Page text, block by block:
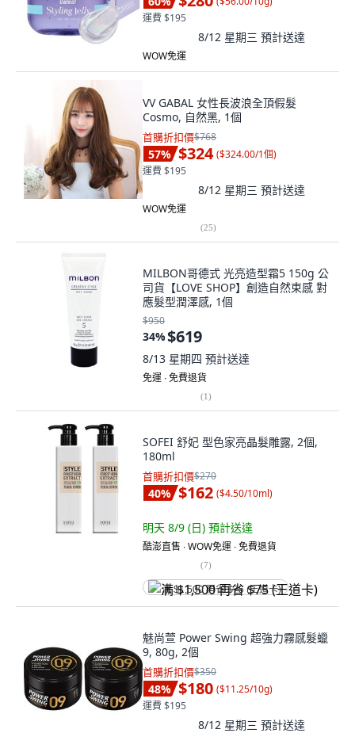
運費 $195
8/12 星期三 預計送達
WOW免運
VV GABAL 女性長波浪全頂假髮
Cosmo, 自然黑, 1個
首購折扣價$768
57% $324 ($324.00/1個)
運費 $195
8/12 星期三 預計送達
WOW免運
(25)
MILBON哥德式 光亮造型霜5 150g 公
司貨【LOVE SHOP】創造自然束感 對
應髮型潤澤感, 1個
$950
34%$619
8/13 星期四 預計送達
免運 ∙ 免費退貨
(1)
SOFEI 舒妃 型色家亮晶髮雕露, 2個,
180ml
首購折扣價$270
40% $162 ($4.50/10ml)
明天 8/9 (日) 預計送達
酷澎直售 ∙ WOW免運 ∙ 免費退貨
(7)
满 $1,500 再省 $75 (王道卡)
魅尚萱 Power Swing 超強力霧感髮蠟
9, 80g, 2個
首購折扣價$350
48% $180 ($11.25/10g)
運費 $195
8/12 星期三 預計送達